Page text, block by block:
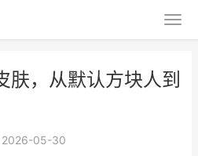
肤，从默认方块人到
2026-05-30